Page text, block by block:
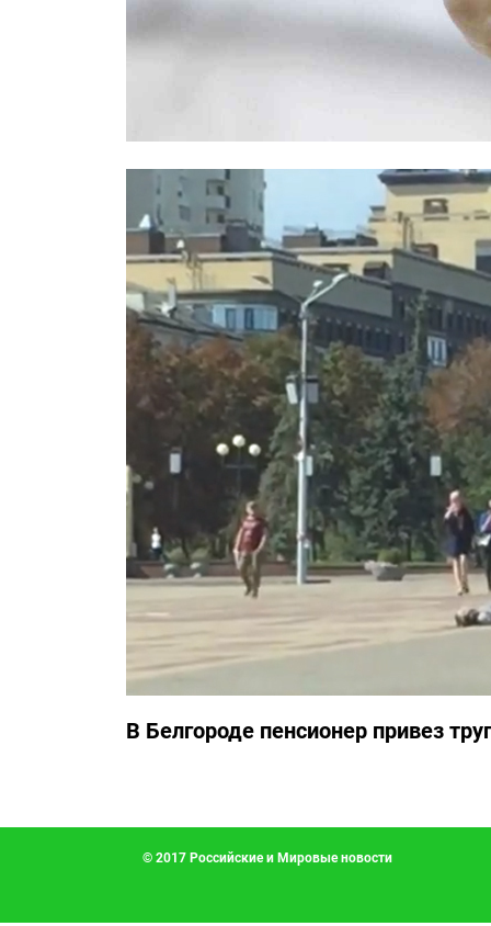
Правоохранители назвали
Москве: был конфликтным
В Белгороде пенсионер привез
© 2017 Российские и Мировые новости